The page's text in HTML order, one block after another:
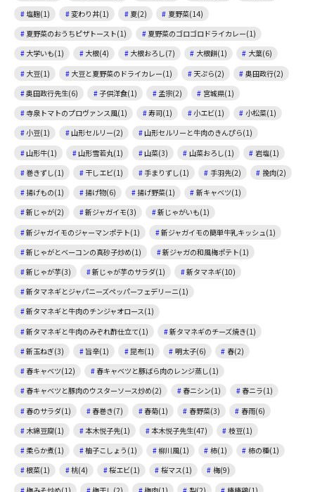
塩麹(1)
変わり丼(1) 夏(2)
夏野菜(14)
夏野菜のおうちピザトースト(1)
夏野菜のゴロゴロドライカレー(1)
大学いも(1)
大根(4) 大根おろし(7) 大根餅(1)
大葉(6)
大豆(1)
大豆と夏野菜のドライカレー(1) 天ぷら(2)
奥田政行(2)
奥田政行先生(6)
子供洋食(1) 孟宗(2)
宮城県(1)
寺泉トマトのプロヴァンス風(1)
寿司(1) 小エビ(1)
小松菜(1)
小豆(1)
山形セルリー(2)
山形セルリーと牛肉のきんぴら(1)
山形牛(1)
山形雪若丸(1) 山菜(3) 山菜おろし(1)
岩塩(1)
巻きずし(1)
干しエビ(1) 手まりずし(1) 手羽先(2)
挽肉(2)
揚げもの(1)
揚げ物(6) 揚げ野菜(1)
新キャベツ(1)
新じゃが(2)
新ジャガイモ(3)
新じゃがいも(1)
新ジャガイモのジャーマンポテト(1)
新ジャガイモの簡単牛乳キッシュ(1)
新じゃがとベーコンの真砂子炒め(1)
新ジャガの和風梅ポテト(1)
新じゃが芋(3)
新じゃが芋のサラダ(1)
新タマネギ(10)
新タマネギとジャパニーズペッパーフェデリーニ(1)
新タマネギと牛肉のチンジャオロース(1)
新タマネギと牛肉のみぞれ酢仕立て(1)
新タマネギのチーズ焼き(1)
新玉ねぎ(3)
旨辛(1) 昆布(1) 明太子(6)
春(2)
春キャベツ(12)
春キャベツと豚ばら肉のレンジ蒸し(1)
春キャベツと豚肉のウスターソース炒め(2)
春ニシン(1)
春ニラ(1)
春のサラダ(1)
春巻き(7) 春菊(1) 春野菜(3)
春雨(6)
木綿豆腐(1)
本木悦子先(1) 本木悦子先生(47)
枝豆(1)
柔らか煮(1)
柚子こしょう(1) 柳川風(1) 柿(1)
柿の種(1)
根菜(1)
桃(4) 桜エビ(1) 桜マス(1)
梅(9)